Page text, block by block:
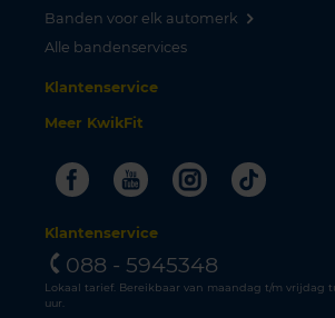
Banden voor elk automerk
Alle bandenservices
Klantenservice
Meer KwikFit
FacebookYoutubeInstagram
Tiktok
Klantenservice
088 - 5945348
Lokaal tarief. Bereikbaar van maandag t/m vrijdag
uur.